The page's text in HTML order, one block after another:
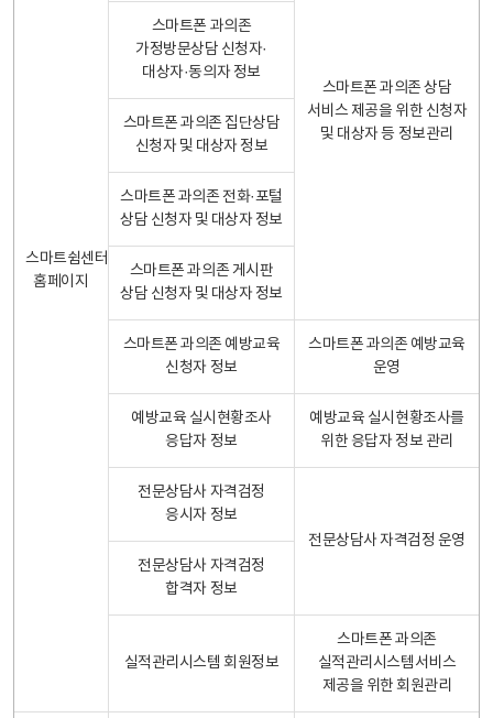
스마트쉼센터
홈페이지
스마트폰 과의존 상담
서비스 제공을 위한 신청자
및 대상자 등 정보관리
스마트폰 과의존
가정방문상담 신청자·
대상자·동의자 정보
스마트폰 과의존 집단상담
신청자 및 대상자 정보
스마트폰 과의존 전화·포털
상담 신청자 및 대상자 정보
스마트폰 과의존 게시판
상담 신청자 및 대상자 정보
스마트폰 과의존 예방교육
신청자 정보
스마트폰 과의존 예방교육
운영
예방교육 실시현황조사
응답자 정보
예방교육 실시현황조사를
위한 응답자 정보 관리
전문상담사 자격검정
응시자 정보
전문상담사 자격검정 운영
전문상담사 자격검정
합격자 정보
실적관리시스템 회원정보
스마트폰 과의존
실적관리시스템서비스
제공을 위한 회원관리